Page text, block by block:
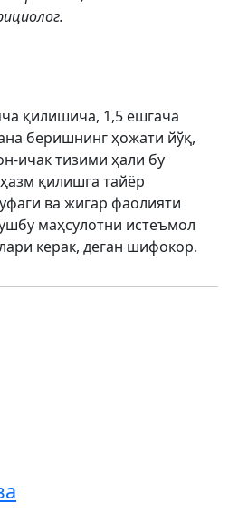
қилишича, 1,5 ёшгача
беришнинг ҳожати йўқ,
ичак тизими ҳали бу
қилишга тайёр
ва жигар фаолияти
маҳсулотни истеъмол
керак, деган шифокор.